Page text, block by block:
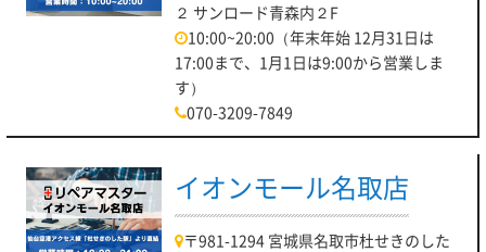
２ サンロード青森内２F
10:00~20:00（年末年始 12月31日は
17:00まで、1月1日は9:00から営業しま
す）
070-3209-7849
イオンモール名取店
〒981-1294 宮城県名取市杜せきのした